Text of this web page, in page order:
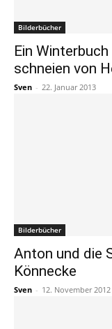
Bilderbücher
Ein
schneien von
Sven - 22. Januar 2013
Bilderbücher
Anton und die
Könnecke
Sven - 12. November 2012